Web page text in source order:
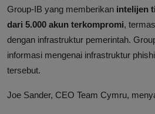
Group-IB yang memberikan intelijen
dari 5.000 akun terkompromi,
dengan infrastruktur pemerintah.
informasi mengenai infrastruktur
tersebut.
Joe Sander, CEO Team Cymru,